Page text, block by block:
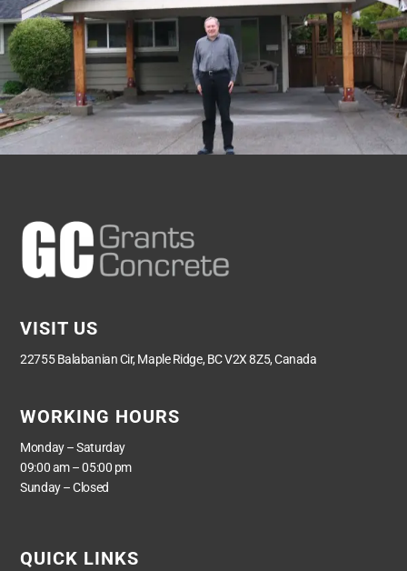
VISIT US
22755 Balabanian Cir, Maple Ridge, BC V2X 8Z5, Canada
WORKING HOURS
Monday – Saturday
09:00 am – 05:00 pm
Sunday – Closed
QUICK LINKS